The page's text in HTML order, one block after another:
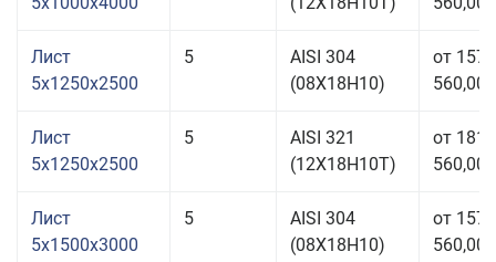
Лист
5x1250x2500
5
AISI 304
(08Х18Н10)
от 157
560,00
Лист
5x1250x2500
5
AISI 321
(12Х18Н10Т)
от 181
560,00
Лист
5x1500x3000
5
AISI 304
(08Х18Н10)
от 157
560,00